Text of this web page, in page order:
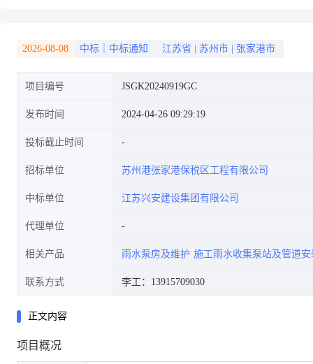
收集泵站及管道安装专业分包
(重新采购)成交结果公告
2026-08-08 中标｜中标通知 江苏省 苏州市 张家港市
项目编号 JSGK20240919GC
发布时间 2024-04-26 09:29:19
投标截止时间
招标单位 苏州港张家港保税区工程有限公司
中标单位 江苏兴安建设集团有限公司
代理单位
相关产品 雨水泵房及维护 施工雨水收集泵站及管道
联系方式 李工：13915709030
正文内容
项目概况